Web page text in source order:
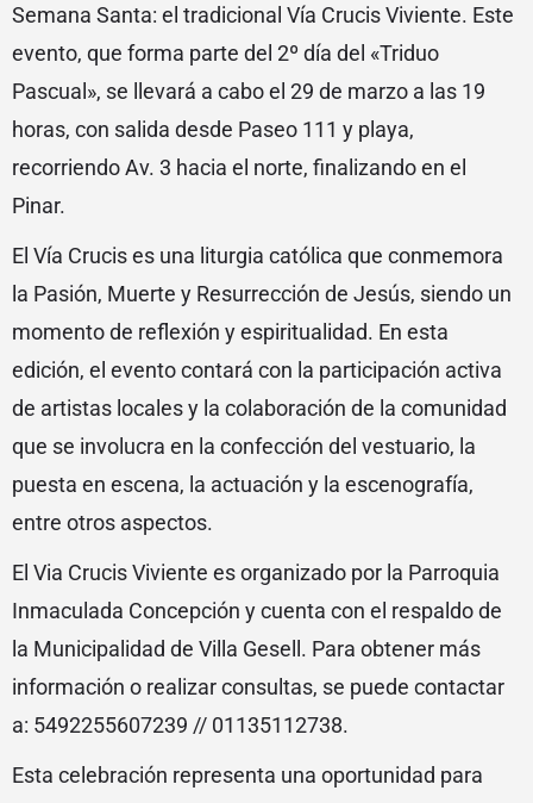
Semana Santa: el tradicional Vía Crucis Viviente. Este
evento, que forma parte del 2º día del «Triduo
Pascual», se llevará a cabo el 29 de marzo a las 19
horas, con salida desde Paseo 111 y playa,
recorriendo Av. 3 hacia el norte, finalizando en el
Pinar.
El Vía Crucis es una liturgia católica que conmemora
la Pasión, Muerte y Resurrección de Jesús, siendo un
momento de reflexión y espiritualidad. En esta
edición, el evento contará con la participación activa
de artistas locales y la colaboración de la comunidad
que se involucra en la confección del vestuario, la
puesta en escena, la actuación y la escenografía,
entre otros aspectos.
El Via Crucis Viviente es organizado por la Parroquia
Inmaculada Concepción y cuenta con el respaldo de
la Municipalidad de Villa Gesell. Para obtener más
información o realizar consultas, se puede contactar
a: 5492255607239 // 01135112738.
Esta celebración representa una oportunidad para